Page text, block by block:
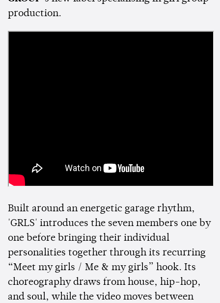
production.
Built around an energetic garage rhythm,
'GRLS' introduces the seven members one by
one before bringing their individual
personalities together through its recurring
“Meet my girls / Me & my girls” hook. Its
choreography draws from house, hip-hop,
and soul, while the video moves between